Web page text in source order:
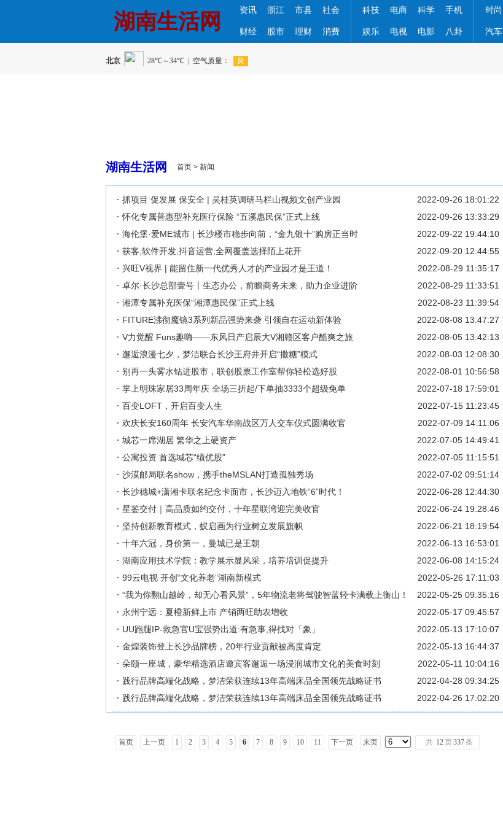
湖南生活网 资讯 浙江 市县 社会
财经 股市 理财 消费
科技 电商 科学 手机
娱乐 电视 电影 八卦
时尚
汽车
湖南生活网 首页 > 新闻
抓项目 促发展 保安全 | 吴桂英调研马栏山视频文创产业园
2022-09-26 18:01:22
怀化专属普惠型补充医疗保险 “五溪惠民保”正式上线
2022-09-26 13:33:29
海伦堡·爱ME城市 | 长沙楼市稳步向前，“金九银十”购房正当时
2022-09-22 19:44:10
获客,软件开发,抖音运营,全网覆盖选择陌上花开
2022-09-20 12:44:55
兴旺V视界 | 能留住新一代优秀人才的产业园才是王道！
2022-08-29 11:35:17
卓尔·长沙总部壹号丨生态办公，前瞻商务未来，助力企业进阶
2022-08-29 11:33:51
湘潭专属补充医保“湘潭惠民保”正式上线
2022-08-23 11:39:54
FITURE沸彻魔镜3系列新品强势来袭 引领自在运动新体验
2022-08-08 13:47:27
V力觉醒 Funs趣嗨——东风日产启辰大V湘赣区客户酷爽之旅
2022-08-05 13:42:13
邂逅浪漫七夕，梦洁联合长沙王府井开启“撒糖”模式
2022-08-03 12:08:30
别再一头雾水钻进股市，联创股票工作室帮你轻松选好股
2022-08-01 10:56:58
掌上明珠家居33周年庆 全场三折起/下单抽3333个超级免单
2022-07-18 17:59:01
百变LOFT，开启百变人生
2022-07-15 11:23:45
欢庆长安160周年 长安汽车华南战区万人交车仪式圆满收官
2022-07-09 14:11:06
城芯一席湖居 繁华之上硬资产
2022-07-05 14:49:41
公寓投资 首选城芯“绩优股”
2022-07-05 11:15:51
沙漠邮局联名show，携手theMSLAN打造孤独秀场
2022-07-02 09:51:14
长沙穗城+潇湘卡联名纪念卡面市，长沙迈入地铁“6”时代！
2022-06-28 12:44:30
星鉴交付｜高品质如约交付，十年星联湾迎完美收官
2022-06-24 19:28:46
坚持创新教育模式，蚁启画为行业树立发展旗帜
2022-06-21 18:19:54
十年六冠，身价第一，曼城已是王朝
2022-06-13 16:53:01
湖南应用技术学院：教学展示显风采，培养培训促提升
2022-06-08 14:15:24
99云电视 开创“文化养老”湖南新模式
2022-05-26 17:11:03
“我为你翻山越岭，却无心看风景”，5年物流老将驾驶智蓝轻卡满载上衡山！
2022-05-25 09:35:16
永州宁远：夏橙新鲜上市 产销两旺助农增收
2022-05-17 09:45:57
UU跑腿IP-救急官U宝强势出道:有急事,得找对「象」
2022-05-13 17:10:07
金煌装饰登上长沙品牌榜，20年行业贡献被高度肯定
2022-05-13 16:44:37
朵颐一座城，豪华精选酒店邀宾客邂逅一场浸润城市文化的美食时刻
2022-05-11 10:04:16
践行品牌高端化战略，梦洁荣获连续13年高端床品全国领先战略证书
2022-04-28 09:34:25
践行品牌高端化战略，梦洁荣获连续13年高端床品全国领先战略证书
2022-04-26 17:02:20
首页 上一页 1 2 3 4 5 6 7 8 9 10 11 下一页 末页 共 12页337条